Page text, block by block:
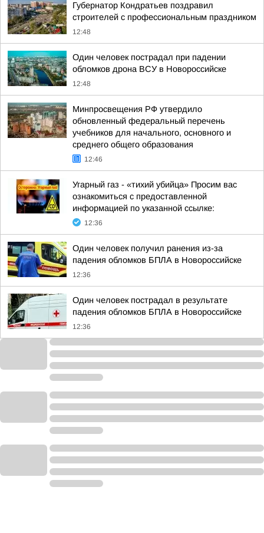
Губернатор Кондратьев поздравил
строителей с профессиональным праздником
12:48
Один человек пострадал при падении
обломков дрона ВСУ в Новороссийске
12:48
Минпросвещения РФ утвердило
обновленный федеральный перечень
учебников для начального, основного и
среднего общего образования
12:46
Угарный газ - «тихий убийца» Просим вас
ознакомиться с предоставленной
информацией по указанной ссылке:
12:36
Один человек получил ранения из-за
падения обломков БПЛА в Новороссийске
12:36
Один человек пострадал в результате
падения обломков БПЛА в Новороссийске
12:36